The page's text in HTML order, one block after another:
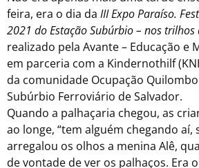
feira, era o dia da III Expo Paraíso.
2021 do Estação Subúrbio – nos trilhos
realizado pela Avante – Educação e
em parceria com a Kindernothilf
da comunidade Ocupação
Subúrbio Ferroviário de Salvador.
Quando a palhaçaria chegou, as
ao longe, “tem alguém chegando aí,
arregalou os olhos a menina Alê,
de vontade de ver os palhaços. Era